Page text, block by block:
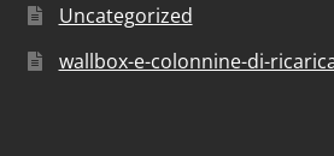
Uncategorized
wallbox-e-colonnine-di-